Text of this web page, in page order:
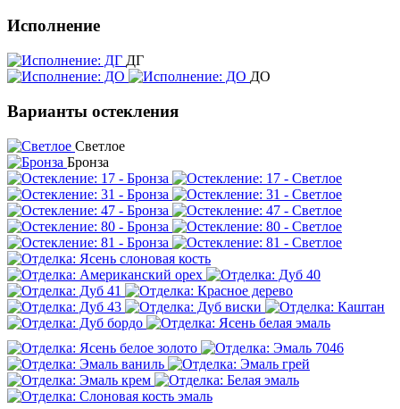
Исполнение
ДГ
ДО
Варианты остекления
Светлое
Бронза